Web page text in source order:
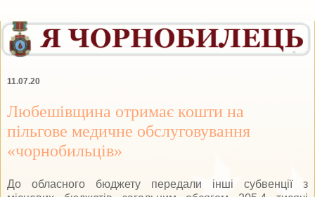
11.07.20
Любешівщина отримає кошти на
пільгове медичне обслуговування
«чорнобильців»
До обласного бюджету передали інші субвенції з